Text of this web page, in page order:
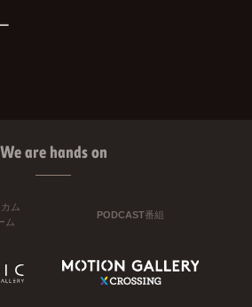
We are hands on
ム
ム
PODCAST番組